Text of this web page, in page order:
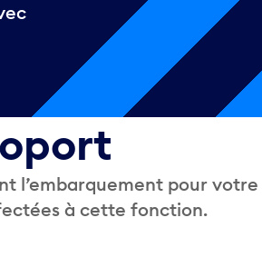
l’embarquement pour votre
à cette fonction.